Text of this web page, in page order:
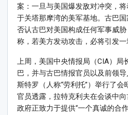
案：一旦与美国爆发敌对冲突，
于关塔那摩湾的美军基地。古巴
否认古巴对美国构成任何军事威
称，若美方发动攻击，必将引发一
上周，美国中央情报局（CIA）局
巴，并与古巴情报官员以及前领
斯特罗（人称“劳利托”）举行了
官员透露，拉特克利夫在会谈中
政府正致力于提供“一个真诚的合